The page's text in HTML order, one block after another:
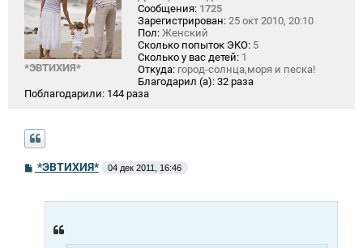
*ЭВТИХИЯ*
Сообщения: 1725
Зарегистрирован: 25 окт 2010, 20:10
Пол: Женский
Сколько попыток ЭКО: 5
Сколько у вас детей: 1
Откуда: город-солнца,моря и песка!
Благодарил (а): 32 раза
Поблагодарили: 144 раза
С*ЭВТИХИЯ* 04 дек 2011, 16:46